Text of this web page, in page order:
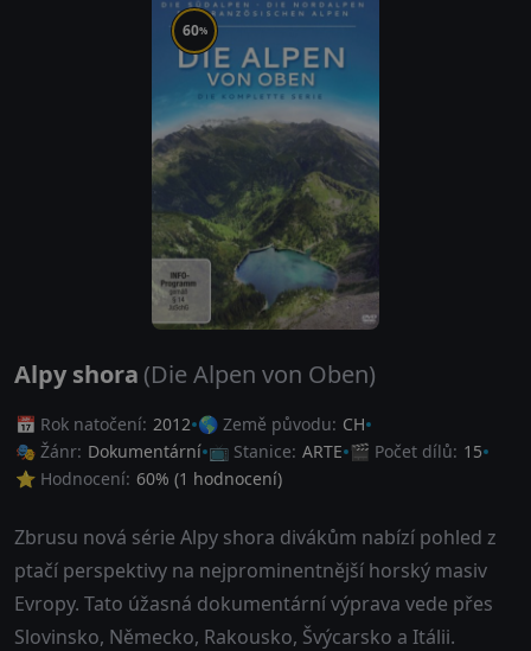
60%
Alpy shora (Die Alpen von Oben)
📅 Rok natočení: 2012 🌎 Země původu: CH
🎭 Žánr: Dokumentární 📺 Stanice: ARTE 🎬 Počet dílů: 15
⭐ Hodnocení: 60% (1 hodnocení)
Zbrusu nová série Alpy shora divákům nabízí pohled z
ptačí perspektivy na nejprominentnější horský masiv
Evropy. Tato úžasná dokumentární výprava vede přes
Slovinsko, Německo, Rakousko, Švýcarsko a Itálii.